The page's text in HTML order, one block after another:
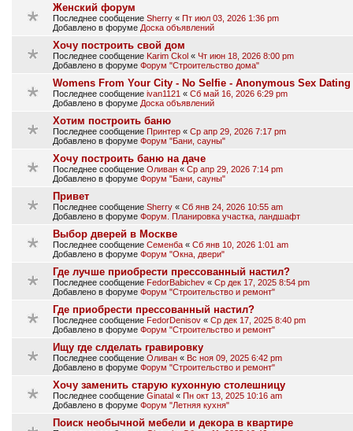
Женский форум
Последнее сообщение Sherry « Пт июл 03, 2026 1:36 pm
Добавлено в форуме Доска объявлений
Хочу построить свой дом
Последнее сообщение Karim Ckol « Чт июн 18, 2026 8:00 pm
Добавлено в форуме Форум "Строительство дома"
Womens From Your City - No Selfie - Anonymous Sex Dating
Последнее сообщение ivan1121 « Сб май 16, 2026 6:29 pm
Добавлено в форуме Доска объявлений
Хотим построить баню
Последнее сообщение Принтер « Ср апр 29, 2026 7:17 pm
Добавлено в форуме Форум "Бани, сауны"
Хочу построить баню на даче
Последнее сообщение Оливан « Ср апр 29, 2026 7:14 pm
Добавлено в форуме Форум "Бани, сауны"
Привет
Последнее сообщение Sherry « Сб янв 24, 2026 10:55 am
Добавлено в форуме Форум. Планировка участка, ландшафт
Выбор дверей в Москве
Последнее сообщение Семенба « Сб янв 10, 2026 1:01 am
Добавлено в форуме Форум "Окна, двери"
Где лучше приобрести прессованный настил?
Последнее сообщение FedorBabichev « Ср дек 17, 2025 8:54 pm
Добавлено в форуме Форум "Строительство и ремонт"
Где приобрести прессованный настил?
Последнее сообщение FedorDenisov « Ср дек 17, 2025 8:40 pm
Добавлено в форуме Форум "Строительство и ремонт"
Ищу где слделать гравировку
Последнее сообщение Оливан « Вс ноя 09, 2025 6:42 pm
Добавлено в форуме Форум "Строительство и ремонт"
Хочу заменить старую кухонную столешницу
Последнее сообщение Ginatal « Пн окт 13, 2025 10:16 am
Добавлено в форуме Форум "Летняя кухня"
Поиск необычной мебели и декора в квартире